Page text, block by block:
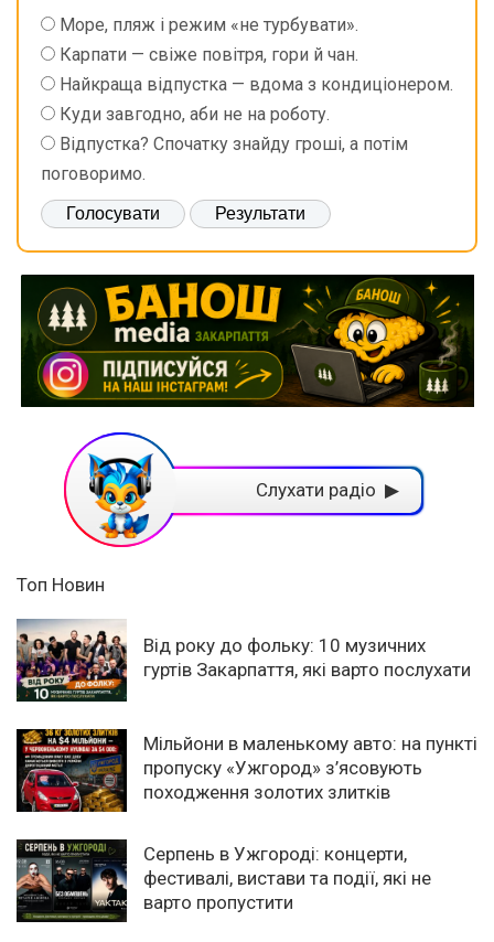
Море, пляж і режим «не турбувати».
Карпати — свіже повітря, гори й чан.
Найкраща відпустка — вдома з кондиціонером.
Куди завгодно, аби не на роботу.
Відпустка? Спочатку знайду гроші, а потім
поговоримо.
Слухати радіо ▶
Топ Новин
Від року до фольку: 10 музичних
гуртів Закарпаття, які варто послухати
Мільйони в маленькому авто: на пункті
пропуску «Ужгород» з’ясовують
походження золотих злитків
Серпень в Ужгороді: концерти,
фестивалі, вистави та події, які не
варто пропустити